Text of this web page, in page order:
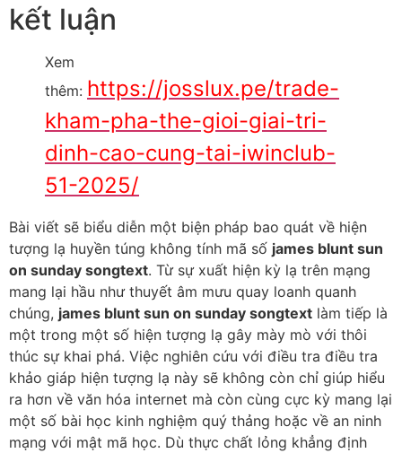
kết luận
Xem
thêm: https://josslux.pe/trade-
kham-pha-the-gioi-giai-tri-
dinh-cao-cung-tai-iwinclub-
51-2025/
Bài viết sẽ biểu diễn một biện pháp bao quát về hiện
tượng lạ huyền túng không tính mã số james blunt sun
on sunday songtext. Từ sự xuất hiện kỳ lạ trên mạng
mang lại hầu như thuyết âm mưu quay loanh quanh
chúng, james blunt sun on sunday songtext làm tiếp là
một trong một số hiện tượng lạ gây mày mò với thôi
thúc sự khai phá. Việc nghiên cứu với điều tra điều tra
khảo giáp hiện tượng lạ này sẽ không còn chỉ giúp hiểu
ra hơn về văn hóa internet mà còn cùng cực kỳ mang lại
một số bài học kinh nghiệm quý thảng hoặc về an ninh
mạng với mật mã học. Dù thực chất lỏng khẳng định